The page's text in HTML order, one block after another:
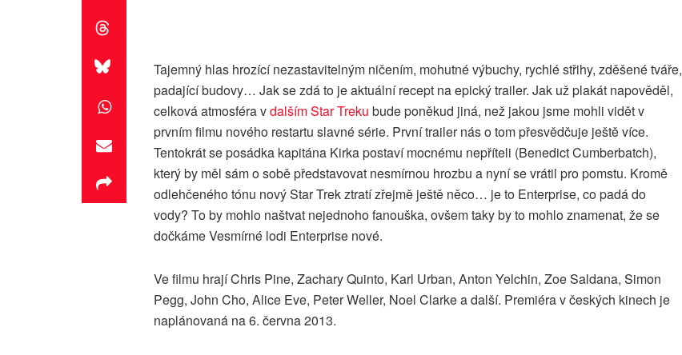
Tajemný hlas hrozící nezastavitelným ničením, mohutné výbuchy, rychlé střihy, zděšené tváře,
padající budovy… Jak se zdá to je aktuální recept na epický trailer. Jak už plakát napověděl,
celková atmosféra vdalším Star Treku bude poněkud jiná, než jakou jsme mohli vidět v
prvním filmu nového restartu slavné série. První trailer nás o tom přesvědčuje ještě více.
Tentokrát se posádka kapitána Kirka postaví mocnému nepříteli (Benedict Cumberbatch),
který by měl sám o sobě představovat nesmírnou hrozbu a nyní se vrátil pro pomstu. Kromě
odlehčeného tónu nový Star Trek ztratí zřejmě ještě něco… je to Enterprise, co padá do
vody? To by mohlo naštvat nejednoho fanouška, ovšem taky by to mohlo znamenat, že se
dočkáme Vesmírné lodi Enterprise nové.
Ve filmu hrají Chris Pine, Zachary Quinto, Karl Urban, Anton Yelchin, Zoe Saldana, Simon
Pegg, John Cho, Alice Eve, Peter Weller, Noel Clarke a další. Premiéra v českých kinech je
naplánovaná na 6. června 2013.